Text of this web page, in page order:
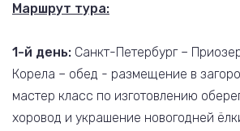
Маршрут тура:
1-й день: Санкт-Петербург –
Корела – обед - размещение в
мастер класс по изготовлению
хоровод и украшение новогодней